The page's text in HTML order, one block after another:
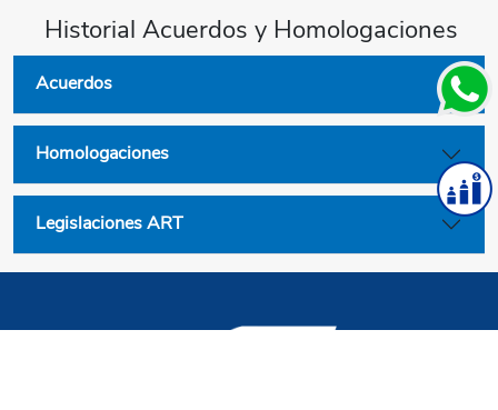
Historial Acuerdos y Homologaciones
Acuerdos
Homologaciones
Legislaciones ART